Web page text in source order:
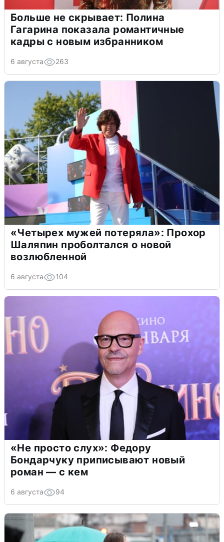
Больше не скрывает: Полина
Гагарина показала романтичные
кадры с новым избранником
6 августа 263
«Четырех мужей потеряла»: Прохор
Шаляпин проболтался о новой
возлюбленной
6 августа 104
«Не просто слух»: Федору
Бондарчуку приписывают новый
роман — с кем
6 августа 94